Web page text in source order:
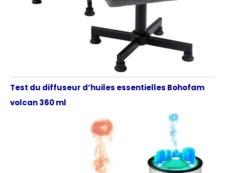
Test du diffuseur d’huiles essentielles Bohofam
volcan 360 ml